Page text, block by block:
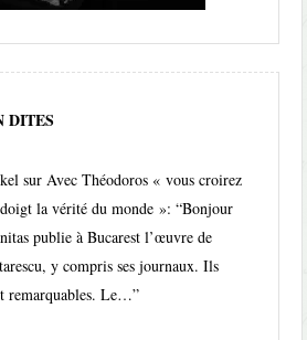
DITES
surAvec Théodoros « vous croirez
la vérité du monde »: “Bonjour
publie à Bucarest l’œuvre de
y compris ses journaux. Ils
remarquables. Le…”